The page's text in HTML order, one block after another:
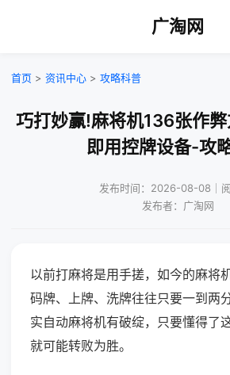
广淘网
首页 > 资讯中心 > 攻略科普
巧打妙赢!麻将机136张作
即用控牌设备-攻
发布时间：2026-08-08｜
发布者：广淘网
以前打麻将是用手搓，如今的麻将
码牌、上牌、洗牌往往只要一到两
实自动麻将机有破绽，只要懂得了
就可能转败为胜。